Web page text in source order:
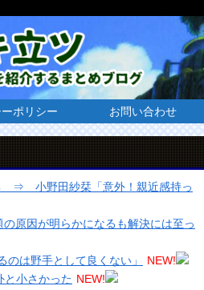
ポリシー お問い合わせ
⇒ 小野田紗栞「意外！親近感持っ
原因が明らかになるも解決には至っ
は野手として良くない」
NEW!
と小さかった NEW!